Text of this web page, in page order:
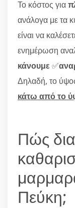
Το κόστος για
ανάλογα με τα
είναι να
ενημέρωση
κάνουμε ✅
Δηλαδή, το
κάτω από το
Πώς
Πεύκη;